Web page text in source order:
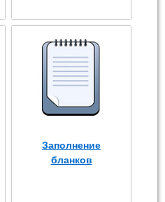
Заполнение
бланков